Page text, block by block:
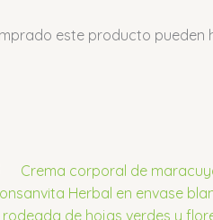
este producto pueden